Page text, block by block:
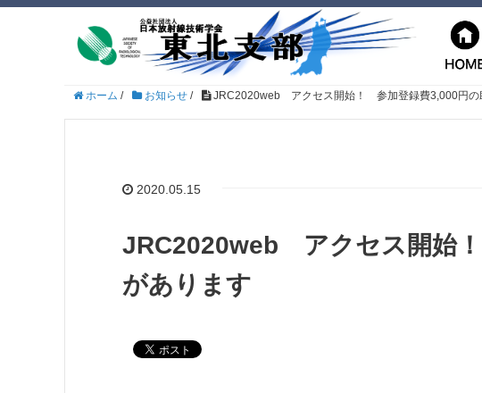
ホーム / お知らせ / JRC2020web アクセス開始！ 参加登録費3,000円の
2020.05.15
JRC2020web アクセス開始
があります